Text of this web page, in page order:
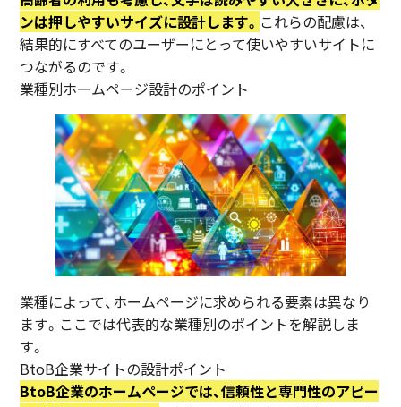
ンは押しやすいサイズに設計します。 これらの配慮は、
結果的にすべてのユーザーにとって使いやすいサイトに
つながるのです。
業種別ホームページ設計のポイント
業種によって、ホームページに求められる要素は異なり
ます。ここでは代表的な業種別のポイントを解説しま
す。
BtoB企業サイトの設計ポイント
BtoB企業のホームページでは、信頼性と専門性のアピー